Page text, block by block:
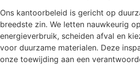
Ons kantoorbeleid is gericht op
breedste zin. We letten nauwkeurig
energieverbruik, scheiden afval en
voor duurzame materialen. Deze
onze toewijding aan een